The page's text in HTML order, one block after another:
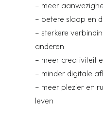
– meer
– betere slaap en
– sterkere
anderen
– meer creativiteit
– minder digitale
– meer plezier en
leven